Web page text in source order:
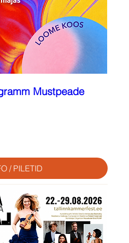
Mustpeade
/ PILETID